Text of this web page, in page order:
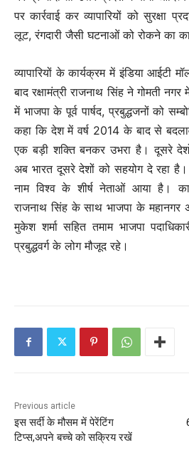
पर कार्रवाई कर व्यापारियों को सुरक्षा
लूट, रंगदारी जैसी घटनाओं को रोकने का
व्यापारियों के कार्यक्रम में इंडिया आईटी
बाद रक्षामंत्री राजनाथ सिंह ने गोमती
में भाजपा के पूर्व पार्षद, प्रबुद्धजनों को
कहा कि देश में वर्ष 2014 के बाद से
एक बड़ी शक्ति बनकर उभरा है। दूसरे
अब भारत दूसरे देशों को सहयोग दे रहा है।
नाम विश्व के शीर्ष नेताओं आया है।
राजनाथ सिंह के साथ भाजपा के महानगर
मुकेश शर्मा सहित तमाम भाजपा
प्रबुद्धवर्ग के लोग मौजूद रहे।
Previous article
इस सर्दी के मौसम में पेरेंटिंग
टिप्स,अपने बच्चे को सक्रिय रखें